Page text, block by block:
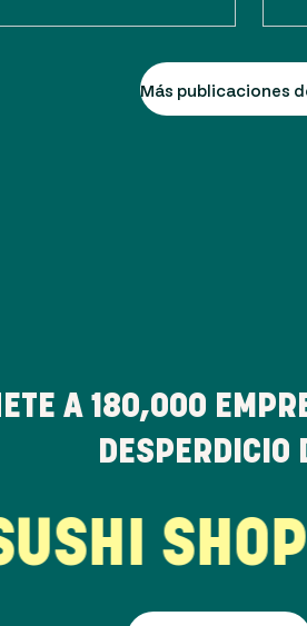
Más publicaciones
A 180,000
DESPERDICIO
SHOP